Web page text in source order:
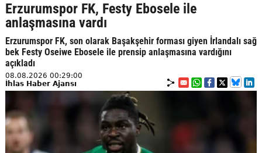
Erzurumspor FK, Festy Ebosele ile
anlaşmasına vardı
Erzurumspor FK, son olarak Başakşehir forması giyen İrlandalı sağ
bek Festy Oseiwe Ebosele ile prensip anlaşmasına vardığını
açıkladı
08.08.2026 00:29:00
İhlas Haber Ajansı